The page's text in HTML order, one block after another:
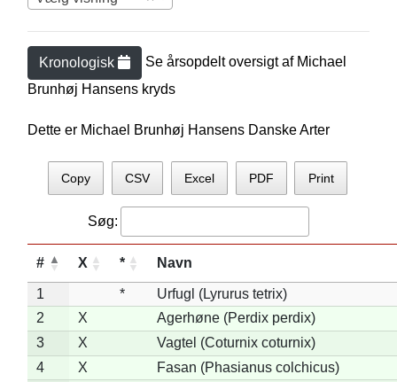
Kronologisk Se årsopdelt oversigt af Michael
Brunhøj Hansens kryds
Dette er Michael Brunhøj Hansens Danske Arter
Copy CSV Excel PDF Print
Søg:
# X * Navn
1 *
Urfugl (Lyrurus tetrix)
2
X
Agerhøne (Perdix perdix)
3
X
Vagtel (Coturnix coturnix)
4
X
Fasan (Phasianus colchicus)